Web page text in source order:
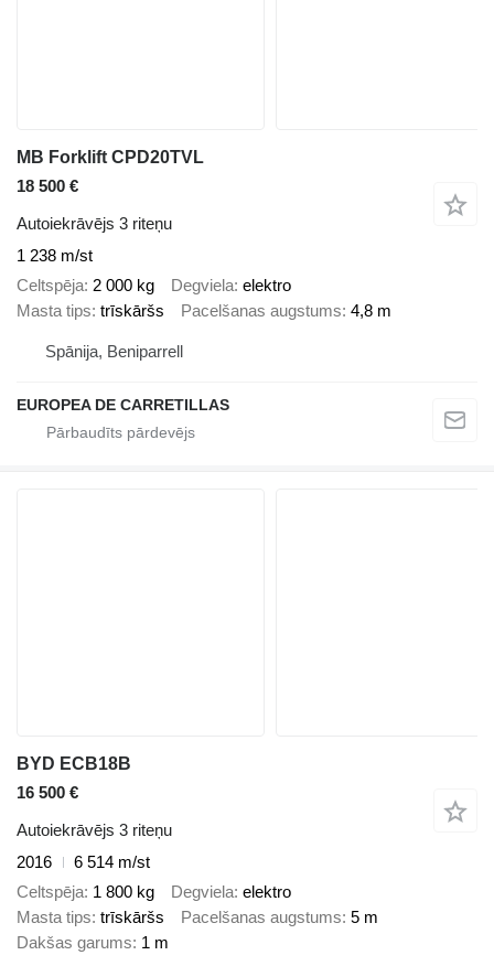
MB Forklift CPD20TVL
18 500 €
Autoiekrāvējs 3 riteņu
1 238 m/st
Celtspēja 2 000 kg Degviela elektro
Masta tips trīskāršs Pacelšanas augstums 4,8 m
Spānija, Beniparrell
EUROPEA DE CARRETILLAS
BYD ECB18B
16 500 €
Autoiekrāvējs 3 riteņu
2016
6 514 m/st
Celtspēja 1 800 kg Degviela elektro
Masta tips trīskāršs Pacelšanas augstums 5 m
Dakšas garums 1 m